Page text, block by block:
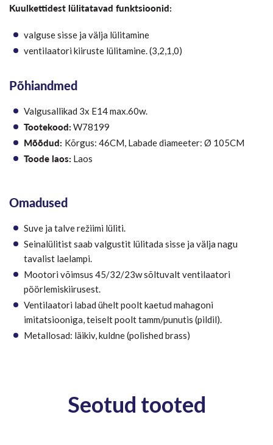
Kuulkettidest lülitatavad funktsioonid:
valguse sisse ja välja lülitamine
ventilaatori kiiruste lülitamine. (3,2,1,0)
Põhiandmed
Valgusallikad 3x E14 max.60w.
Tootekood: W78199
Mõõdud: Kõrgus: 46CM, Labade diameeter: Ø 105CM
Toode laos: Laos
Omadused
Suve ja talve režiimi lüliti.
Seinalülitist saab valgustit lülitada sisse ja välja nagu
tavalist laelampi.
Mootori võimsus 45/32/23w sõltuvalt ventilaatori
pöörlemiskiirusest.
Ventilaatori labad ühelt poolt kaetud mahagoni
imitatsiooniga, teiselt poolt tamm/punutis (pildil).
Metallosad: läikiv, kuldne (polished brass)
Seotud tooted